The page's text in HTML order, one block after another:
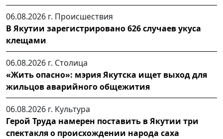
06.08.2026 г. Происшествия
В Якутии зарегистрировано 626 случаев укуса
клещами
06.08.2026 г. Столица
«Жить опасно»: мэрия Якутска ищет выход для
жильцов аварийного общежития
06.08.2026 г. Культура
Герой Труда намерен поставить в Якутии три
спектакля о происхождении народа саха